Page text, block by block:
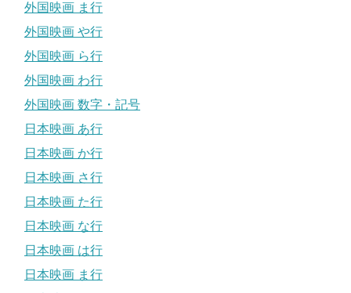
外国映画 ま行
外国映画 や行
外国映画 ら行
外国映画 わ行
外国映画 数字・記号
日本映画 あ行
日本映画 か行
日本映画 さ行
日本映画 た行
日本映画 な行
日本映画 は行
日本映画 ま行